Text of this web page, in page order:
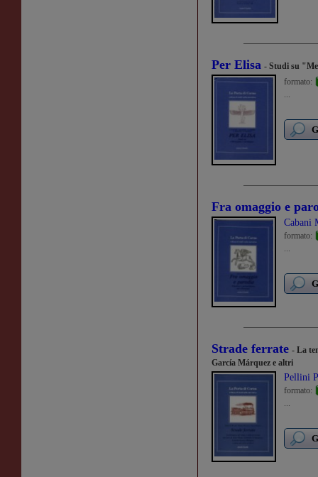
Per Elisa - Studi su
formato:
...
Fra omaggio e
Cabani
formato:
...
Strade ferrate - La
García Márquez e altri
Pellini
formato:
...